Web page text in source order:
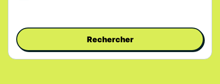
Rechercher